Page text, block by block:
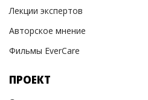
Лекции экспертов
Авторское мнение
Фильмы EverCare
ПРОЕКТ